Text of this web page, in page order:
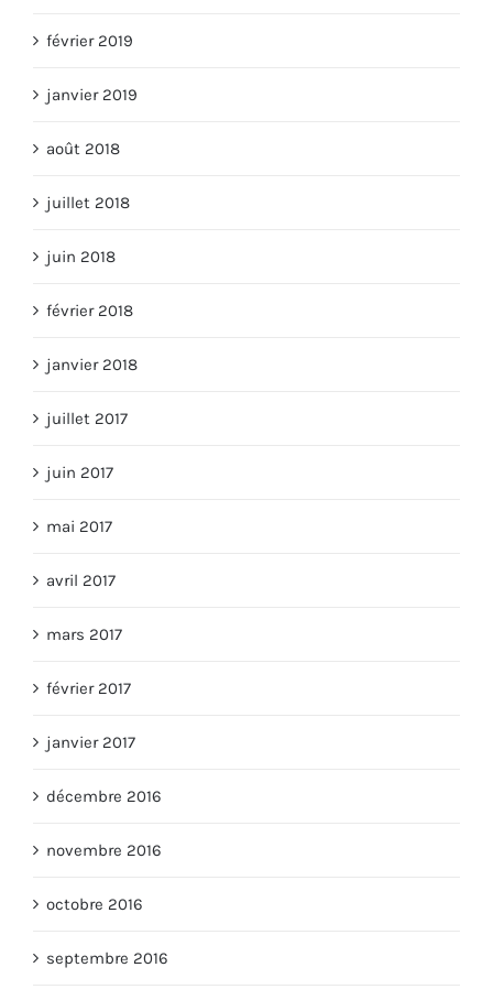
février 2019
janvier 2019
août 2018
juillet 2018
juin 2018
février 2018
janvier 2018
juillet 2017
juin 2017
mai 2017
avril 2017
mars 2017
février 2017
janvier 2017
décembre 2016
novembre 2016
octobre 2016
septembre 2016